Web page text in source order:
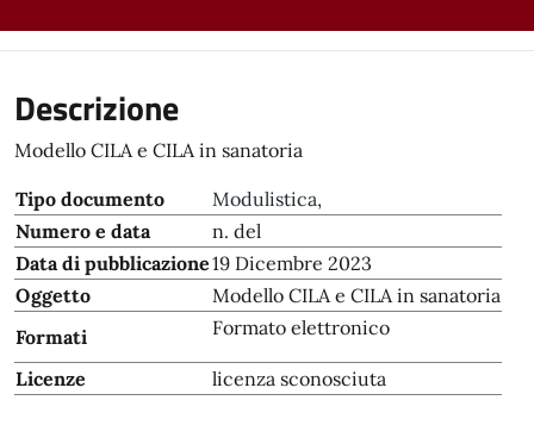
Descrizione
Modello CILA e CILA in sanatoria
Tipo documento Modulistica,
Numero e data
n. del
Data di pubblicazione19 Dicembre 2023
Oggetto
Modello CILA e CILA in sanatoria
Formati
Formato elettronico
Licenze licenza sconosciuta